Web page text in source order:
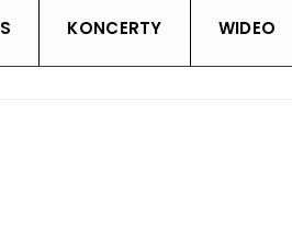
KONCERTY WIDEO